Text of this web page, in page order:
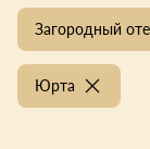
Загородный
Юрта